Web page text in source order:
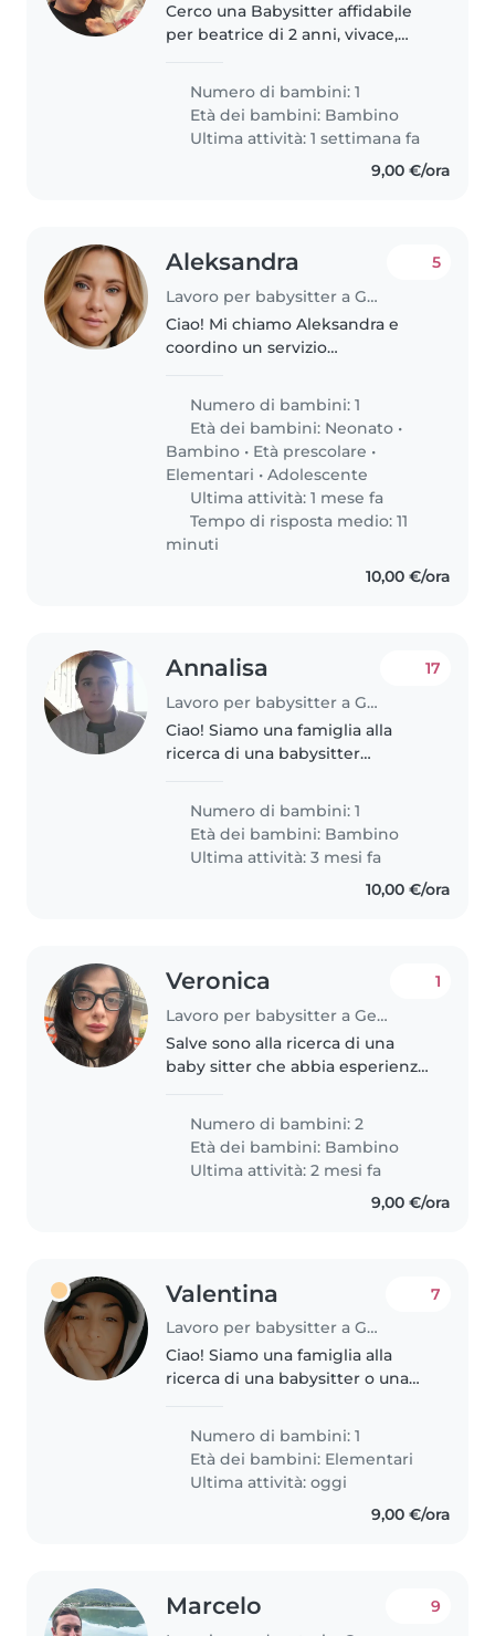
Cerco una Babysitter affidabile
per beatrice di 2 anni, vivace,
una persona che sappia gestire
con dolcezza e pazienza i bimbi
piccoli. Contattami..
Numero di bambini: 1
Età dei bambini: Bambino
Ultima attività: 1 settimana fa
9,00 €/ora
Aleksandra
Lavoro per babysitter a Genova
5
Ciao! Mi chiamo Aleksandra e
coordino un servizio
Genova e dintorni. Sono
appassionata di cura e supporto
ai bambini e lavoro con nanny
affidabili ed..
Numero di bambini: 1
Età dei bambini: Neonato •
Bambino • Età prescolare •
Elementari •Adolescente
Ultima attività: 1 mese fa
Tempo di risposta medio: 11
minuti
10,00 €/ora
Annalisa
Lavoro per babysitter a Genova
17
Ciao! Siamo una famiglia alla
ricerca di una babysitter
anni e mezzo. La nostra casa
accoglie anche due gatti
amichevoli, quindi è importante
che..
Numero di bambini: 1
Età dei bambini: Bambino
Ultima attività: 3 mesi fa
10,00 €/ora
Veronica
Lavoro per babysitter a Genova
1
Salve sono alla ricerca di una
baby sitter che abbia esperienza
Numero di bambini: 2
Età dei bambini: Bambino
Ultima attività: 2 mesi fa
9,00 €/ora
Valentina
Lavoro per babysitter a Genova
7
Ciao! Siamo una famiglia alla
ricerca di una babysitter o una
bambino di 8 anni, che è
energico, amichevole e
affettuoso. Cerchiamo qualcuno
Numero di bambini: 1
Età dei bambini: Elementari
Ultima attività: oggi
9,00 €/ora
Marcelo 9